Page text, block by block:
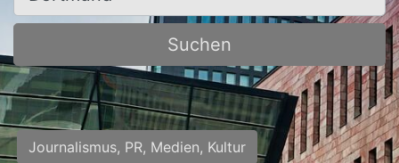
Suchen
Journalismus, PR, Medien, Kultur